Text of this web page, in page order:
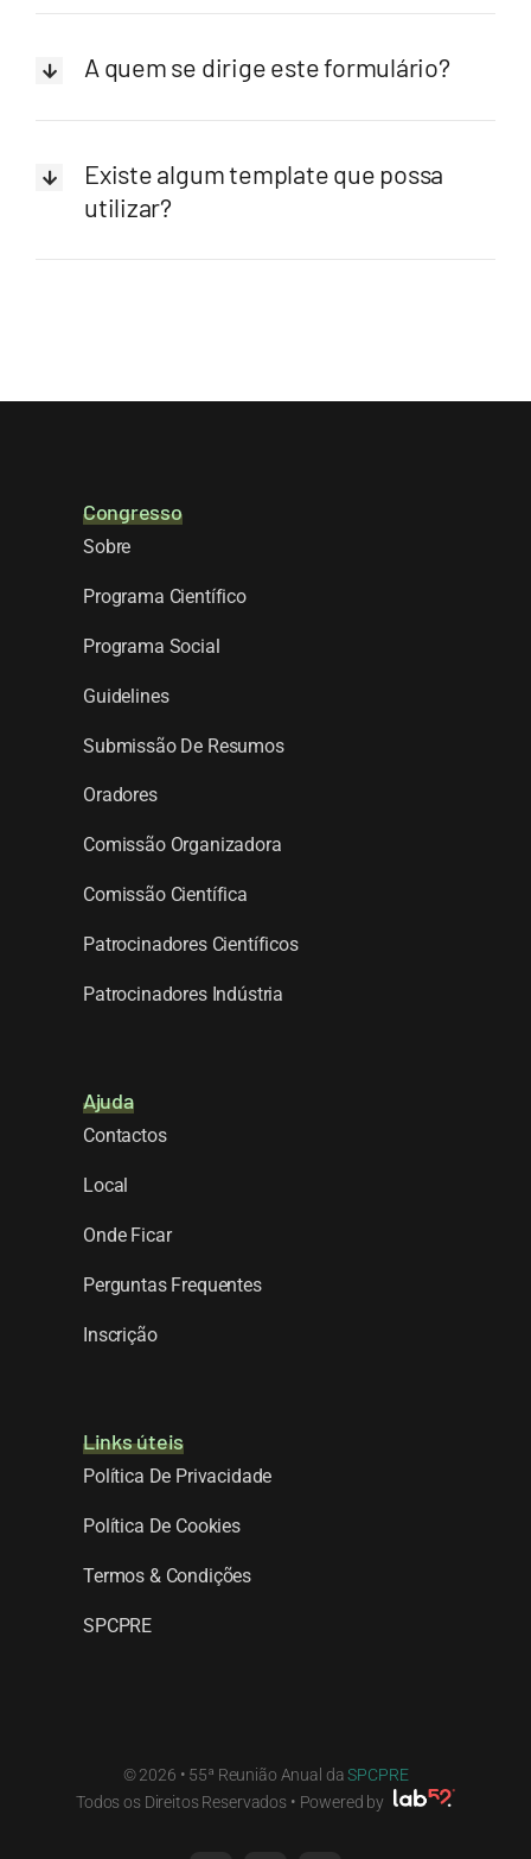
A quem se dirige este formulário?
Existe algum template que possa
utilizar?
Congresso
Sobre
Programa Científico
Programa Social
Guidelines
Submissão De Resumos
Oradores
Comissão Organizadora
Comissão Científica
Patrocinadores Científicos
Patrocinadores Indústria
Ajuda
Contactos
Local
Onde Ficar
Perguntas Frequentes
Inscrição
Links úteis
Política De Privacidade
Política De Cookies
Termos & Condições
SPCPRE
© 2026 • 55ª Reunião Anual daSPCPRE
Todos os Direitos Reservados • Powered by